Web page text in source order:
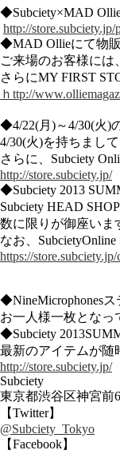
◆Subciety×MAD
http://
◆MAD Ollieにて物
ご来場のお客様には
さらにMY FIRST
ｈttp://
◆4/22(月)～4/30(火)
4/30(火)を持ちまし
さらに、Subciety
http://store.subciety.jp/
◆Subciety 2013
Subciety HEAD
数に限りが御座いま
なお、
https://store.subciety.jp/
◆NineMicrophonesス
お一人様一枚となっ
◆Subciety
最新のアイテムが随
http://store.subciety.jp/
Subciety
東京都渋谷区神宮前
【Twitter】
@Subciety_Tokyo
【Facebook】